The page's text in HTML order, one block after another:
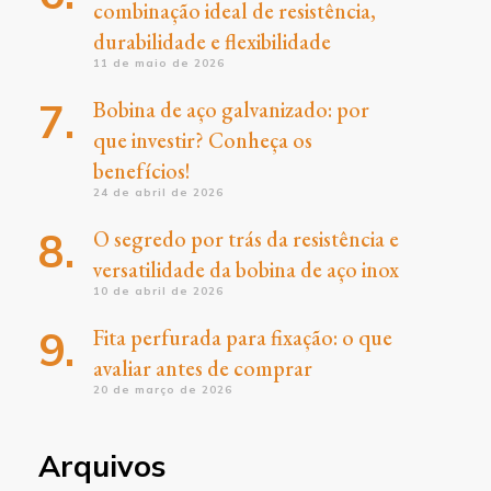
combinação ideal de resistência,
durabilidade e flexibilidade
11 de maio de 2026
Bobina de aço galvanizado: por
que investir? Conheça os
benefícios!
24 de abril de 2026
O segredo por trás da resistência e
versatilidade da bobina de aço inox
10 de abril de 2026
Fita perfurada para fixação: o que
avaliar antes de comprar
20 de março de 2026
Arquivos